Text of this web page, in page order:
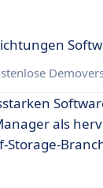
als
Storage-